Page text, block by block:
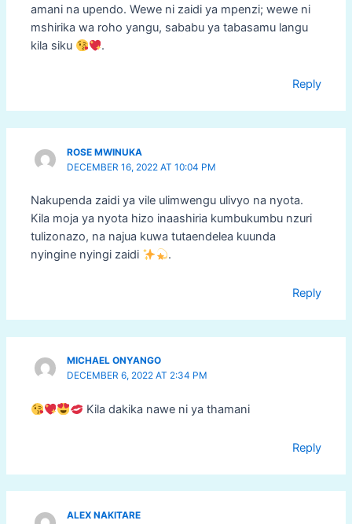
amani na upendo. Wewe ni zaidi ya mpenzi; wewe ni
mshirika wa roho yangu, sababu ya tabasamu langu
kila siku
.
Reply
ROSE MWINUKA
DECEMBER 16, 2022 AT 10:04 PM
Nakupenda zaidi ya vile ulimwengu ulivyo na nyota.
Kila moja ya nyota hizo inaashiria kumbukumbu nzuri
tulizonazo, na najua kuwa tutaendelea kuunda
nyingine nyingi zaidi
.
Reply
MICHAEL ONYANGO
DECEMBER 6, 2022 AT 2:34 PM
Kila dakika nawe ni ya thamani
Reply
ALEX NAKITARE